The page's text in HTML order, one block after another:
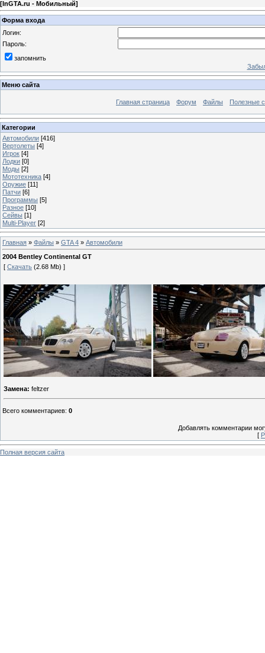
[InGTA.ru - Мобильный]
Форма входа
Логин:
Пароль:
запомнить
Меню сайта
Главная страница Форум Файлы Полезные
Категории
Автомобили [416]
Вертолеты [4]
Игрок [4]
Лодки [0]
Моды [2]
Мототехника [4]
Оружие [11]
Патчи [6]
Программы [5]
Разное [10]
Сейвы [1]
Multi-Player [2]
Главная » Файлы » GTA 4 » Автомобили
2004 Bentley Continental GT
[ Скачать (2.68 Mb) ]
Замена: feltzer
Всего комментариев: 0
Добавлять комментарии
[
Полная версия сайта